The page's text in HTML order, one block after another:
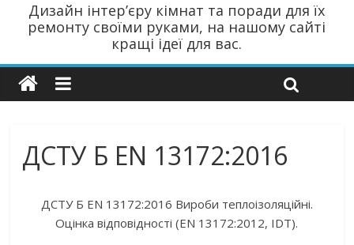
Дизайн інтер’єру кімнат та поради для їх
ремонту своїми руками, на нашому сайті
кращі ідеї для вас.
ДСТУ Б EN 13172:2016
ДСТУ Б EN 13172:2016 Вироби теплоізоляційні.
Оцінка відповідності (EN 13172:2012, IDT).